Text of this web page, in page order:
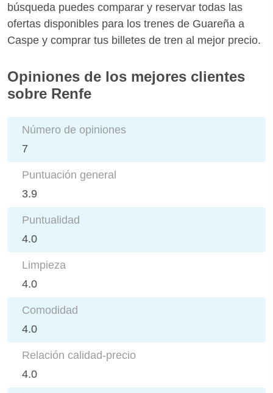
búsqueda puedes comparar y reservar todas las
ofertas disponibles para los trenes de Guareña a
Caspe y comprar tus billetes de tren al mejor precio.
Opiniones de los mejores clientes
sobre Renfe
Número de opiniones
7
Puntuación general
3.9
Puntualidad
4.0
Limpieza
4.0
Comodidad
4.0
Relación calidad-precio
4.0